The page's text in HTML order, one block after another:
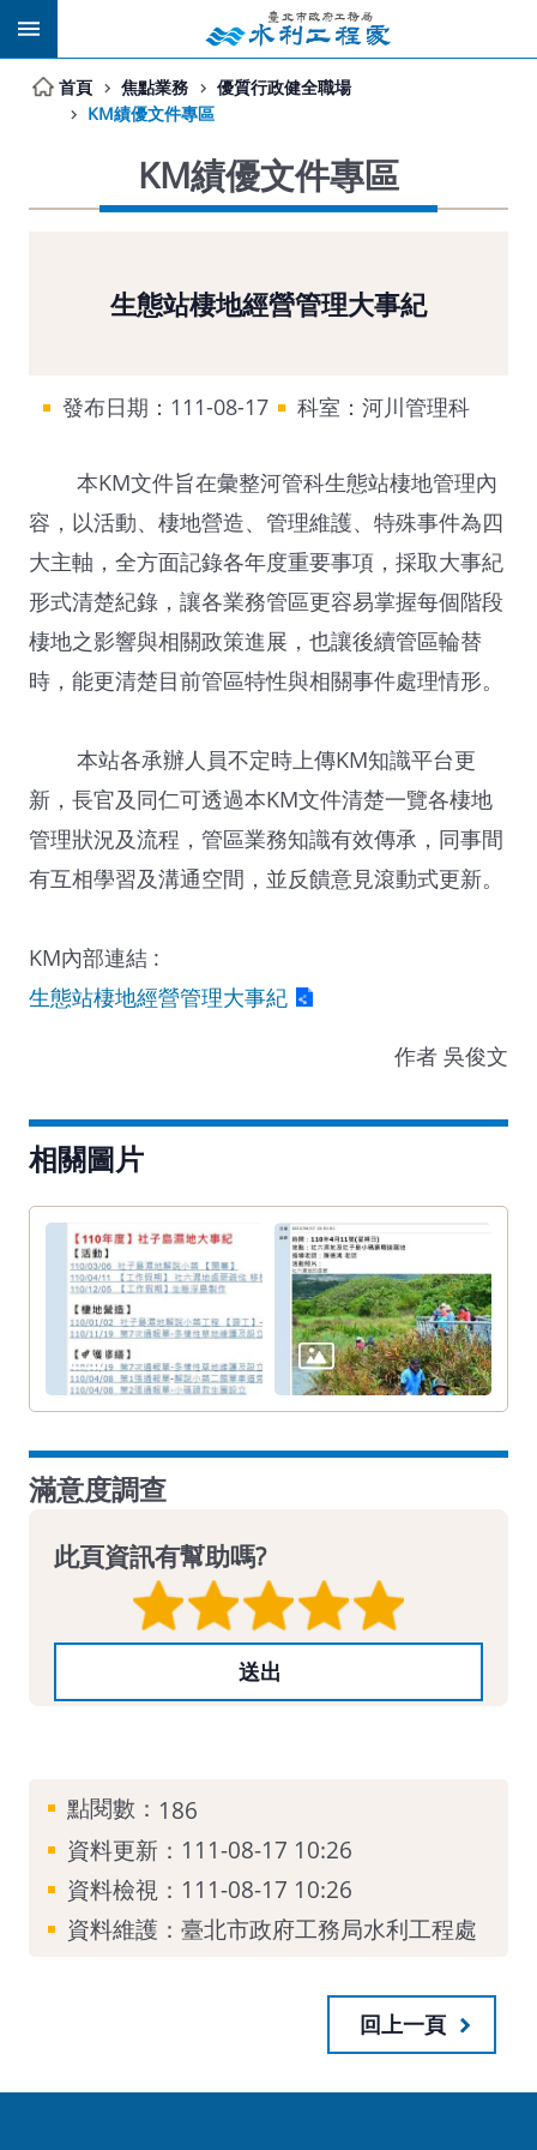
跳到主要內容區塊
首頁 焦點業務
優質行政健全職場
KM績優文件專區
KM績優文件專區
生態站棲地經營管理大事紀
發布日期：111-08-17 科室：河川管理科
本KM文件旨在彙整河管科生態站棲地管理內
容，以活動、棲地營造、管理維護、特殊事件為四
大主軸，全方面記錄各年度重要事項，採取大事紀
形式清楚紀錄，讓各業務管區更容易掌握每個階段
棲地之影響與相關政策進展，也讓後續管區輪替
時，能更清楚目前管區特性與相關事件處理情形。
本站各承辦人員不定時上傳KM知識平台更
新，長官及同仁可透過本KM文件清楚一覽各棲地
管理狀況及流程，管區業務知識有效傳承，同事間
有互相學習及溝通空間，並反饋意見滾動式更新。
KM內部連結 :
生態站棲地經營管理大事紀
作者 吳俊文
相關圖片
滿意度調查
此頁資訊有幫助嗎?
點閱數： 186
資料更新：111-08-17 10:26
資料檢視：111-08-17 10:26
資料維護：臺北市政府工務局水利工程處
回上一頁